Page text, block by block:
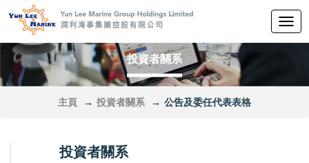
切
换
投資者關系
主頁 投資者關系 公告及委任代表表格
投資者關系